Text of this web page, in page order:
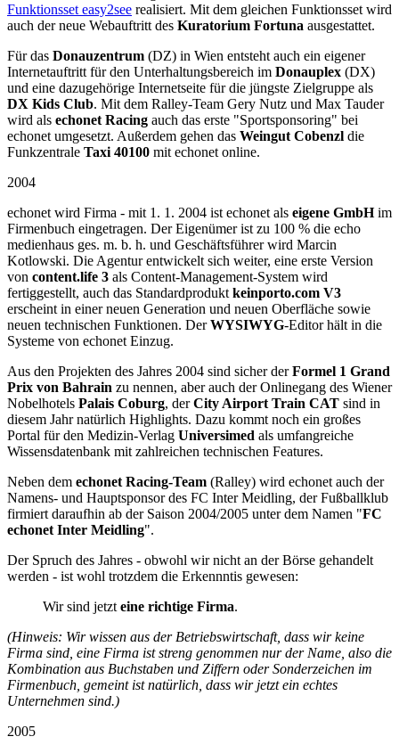
Funktionsset easy2see realisiert. Mit dem gleichen Funktionsset wird
auch der neue Webauftritt des Kuratorium Fortuna ausgestattet.
Für das Donauzentrum (DZ) in Wien entsteht auch ein eigener
Internetauftritt für den Unterhaltungsbereich im Donauplex (DX)
und eine dazugehörige Internetseite für die jüngste Zielgruppe als
DX Kids Club. Mit dem Ralley-Team Gery Nutz und Max Tauder
wird als echonet Racing auch das erste "Sportsponsoring" bei
echonet umgesetzt. Außerdem gehen das Weingut Cobenzl die
Funkzentrale Taxi 40100 mit echonet online.
2004
echonet wird Firma - mit 1. 1. 2004 ist echonet als eigene GmbHim
Firmenbuch eingetragen. Der Eigenümer ist zu 100 % die echo
medienhaus ges. m. b. h. und Geschäftsführer wird Marcin
Kotlowski. Die Agentur entwickelt sich weiter, eine erste Version
von content.life 3 als Content-Management-System wird
fertiggestellt, auch das Standardprodukt keinporto.com V3
erscheint in einer neuen Generation und neuen Oberfläche sowie
neuen technischen Funktionen. DerWYSIWYG-Editor hält in die
Systeme von echonet Einzug.
Aus den Projekten des Jahres 2004 sind sicher derFormel 1 Grand
Prix von Bahrain zu nennen, aber auch der Onlinegang des Wiener
Nobelhotels Palais Coburg, derCity Airport Train CAT sind in
diesem Jahr natürlich Highlights. Dazu kommt noch ein großes
Portal für den Medizin-Verlag Universimed als umfangreiche
Wissensdatenbank mit zahlreichen technischen Features.
Neben dem echonet Racing-Team (Ralley) wird echonet auch der
Namens- und Hauptsponsor des FC Inter Meidling, der Fußballklub
firmiert daraufhin ab der Saison 2004/2005 unter dem Namen "FC
echonet Inter Meidling".
Der Spruch des Jahres - obwohl wir nicht an der Börse gehandelt
werden - ist wohl trotzdem die Erkennntis gewesen:
Wir sind jetzt eine richtige Firma.
(Hinweis: Wir wissen aus der Betriebswirtschaft, dass wir keine
Firma sind, eine Firma ist streng genommen nur der Name, also die
Kombination aus Buchstaben und Ziffern oder Sonderzeichen im
Firmenbuch, gemeint ist natürlich, dass wir jetzt ein echtes
Unternehmen sind.)
2005